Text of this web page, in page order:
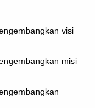
visi
misi